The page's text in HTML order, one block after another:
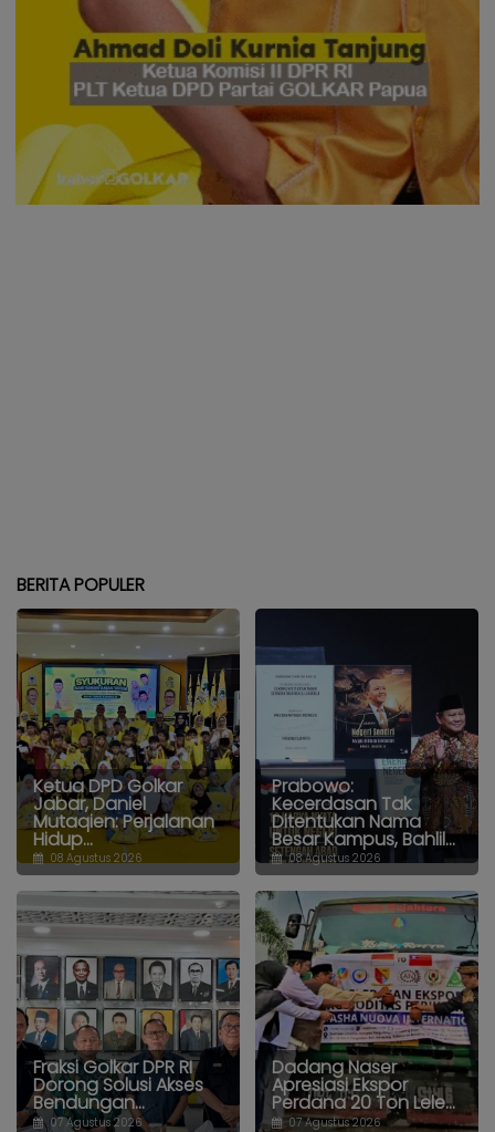
BERITA POPULER
Ketua DPD Golkar
Jabar, Daniel
Mutaqien: Perjalanan
Hidup...
08 Agustus 2026
Prabowo:
Kecerdasan Tak
Ditentukan Nama
Besar Kampus, Bahlil...
08 Agustus 2026
Fraksi Golkar DPR RI
Dorong Solusi Akses
Bendungan...
07 Agustus 2026
Dadang Naser
Apresiasi Ekspor
Perdana 20 Ton Lele...
07 Agustus 2026